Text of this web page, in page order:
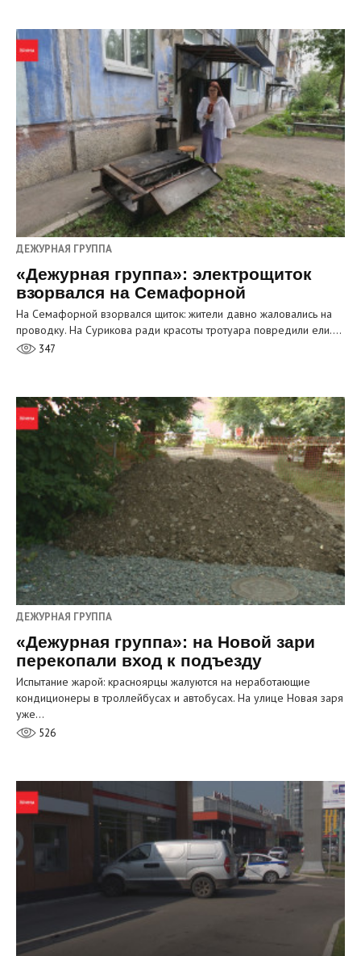
ДЕЖУРНАЯ ГРУППА
«Дежурная группа»: электрощиток
взорвался на Семафорной
На Семафорной взорвался щиток: жители давно жаловались на
проводку. На Сурикова ради красоты тротуара повредили ели.…
347
ДЕЖУРНАЯ ГРУППА
«Дежурная группа»: на Новой зари
перекопали вход к подъезду
Испытание жарой: красноярцы жалуются на неработающие
кондиционеры в троллейбусах и автобусах. На улице Новая заря
уже…
526